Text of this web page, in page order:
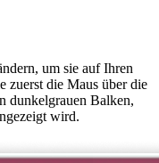
um sie auf Ihren
zuerst die Maus über die
dunkelgrauen Balken,
wird.